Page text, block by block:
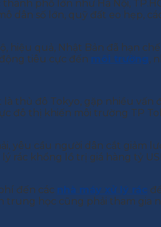
phố lớn như Hà Nội,
dân số lớn, quỹ đất eo hẹp,
quả, Nhật Bản đã hạn
tiêu cực đến môi trường,
thủ đô Tokyo, gặp nhiều vấn
đô thị khiến môi trường TP
yêu cầu người dân cắt giảm
rác khổng lồ trị giá hàng tỷ
đến các nhà máy xử lý rác
trung học cũng phải tham